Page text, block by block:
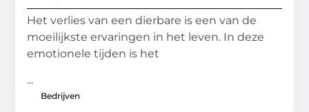
Het verlies van een dierbare is een van de
moeilijkste ervaringen in het leven. In deze
emotionele tijden is het
...
Bedrijven